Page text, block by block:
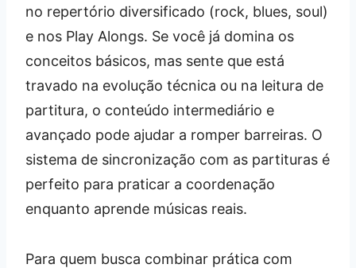
no repertório diversificado (rock, blues, soul)
e nos Play Alongs. Se você já domina os
conceitos básicos, mas sente que está
travado na evolução técnica ou na leitura de
partitura, o conteúdo intermediário e
avançado pode ajudar a romper barreiras. O
sistema de sincronização com as partituras é
perfeito para praticar a coordenação
enquanto aprende músicas reais.
Para quem busca combinar prática com